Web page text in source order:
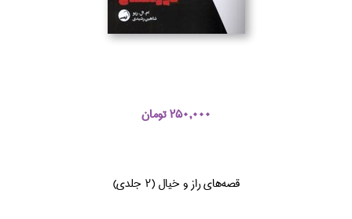
250,000 تومان
قصه‌هاي راز و خيال (2 جلدي)